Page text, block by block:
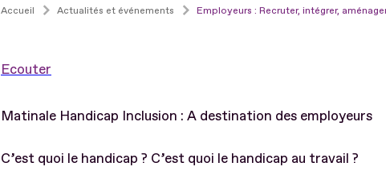
Accueil Actualités et événements Employeurs : Recruter, intégrer,
Ecouter
Matinale Handicap Inclusion : A destination des employeurs
C’est quoi le handicap ? C’est quoi le handicap au travail ?